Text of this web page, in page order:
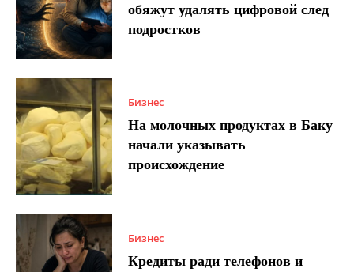
обяжут удалять цифровой след
подростков
Бизнес
На молочных продуктах в Баку
начали указывать
происхождение
Бизнес
Кредиты ради телефонов и